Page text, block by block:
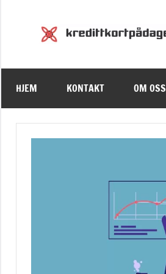
HJEM KONTAKT OM OSS